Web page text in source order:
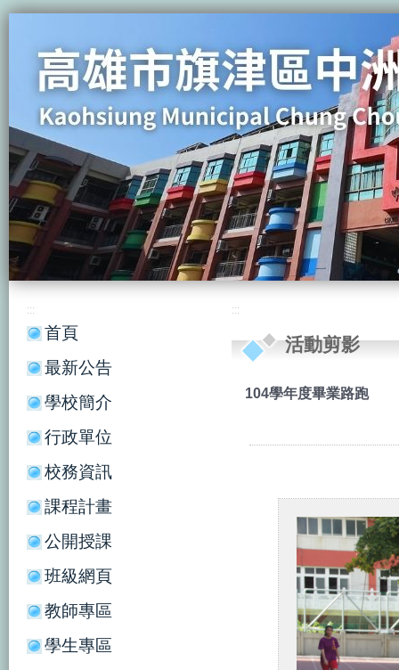
:::
首頁
最新公告
學校簡介
行政單位
校務資訊
課程計畫
公開授課
班級網頁
教師專區
學生專區
:::
活動剪影
104學年度畢業路跑